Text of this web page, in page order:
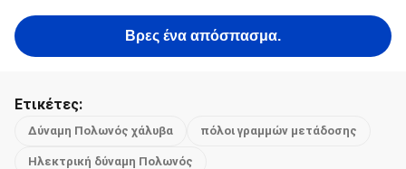
Βρες ένα απόσπασμα.
Ετικέτες:
Δύναμη Πολωνός χάλυβα πόλοι γραμμών μετάδοσης
Ηλεκτρική δύναμη Πολωνός